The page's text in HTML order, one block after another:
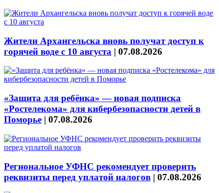
Жители Архангельска вновь получат доступ к
горячей воде с 10 августа | 07.08.2026
«Защита для ребёнка» — новая подписка
«Ростелекома» для кибербезопасности детей в
Поморье | 07.08.2026
Региональное УФНС рекомендует проверить
реквизиты перед уплатой налогов | 07.08.2026